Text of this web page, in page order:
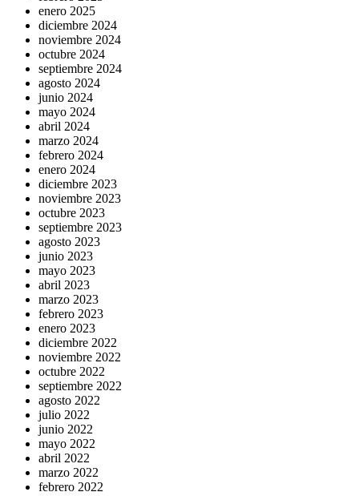
enero 2025
diciembre 2024
noviembre 2024
octubre 2024
septiembre 2024
agosto 2024
junio 2024
mayo 2024
abril 2024
marzo 2024
febrero 2024
enero 2024
diciembre 2023
noviembre 2023
octubre 2023
septiembre 2023
agosto 2023
junio 2023
mayo 2023
abril 2023
marzo 2023
febrero 2023
enero 2023
diciembre 2022
noviembre 2022
octubre 2022
septiembre 2022
agosto 2022
julio 2022
junio 2022
mayo 2022
abril 2022
marzo 2022
febrero 2022